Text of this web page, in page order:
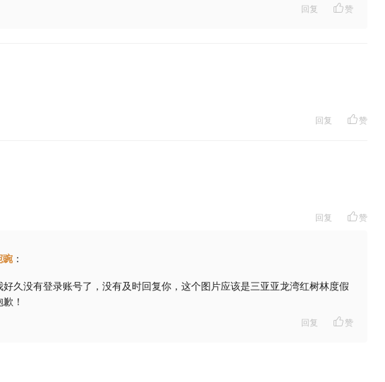
回复 赞
回复 赞
回复 赞
豌 ：
久没有登录账号了，没有及时回复你，这个图片应该是三亚亚龙湾红树林度假
！
回复 赞